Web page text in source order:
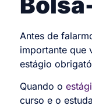
Antes de
importante que
estágio
Quando o
curso e o